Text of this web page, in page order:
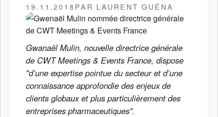
19.11.2018PAR LAURENT GUÉNA
Gwanaël Mulin, nouvelle directrice générale
de CWT Meetings & Events France, dispose
"d’une expertise pointue du secteur et d’une
connaissance approfondie des enjeux de
clients globaux et plus particulièrement des
entreprises pharmaceutiques".